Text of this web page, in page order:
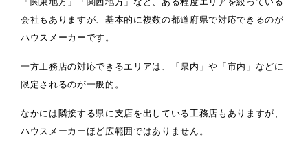
会社もありますが、基本的に複数の都道府県で対応できるのが
ハウスメーカーです。
一方工務店の対応できるエリアは、「県内」や「市内」などに
限定されるのが一般的。
なかには隣接する県に支店を出している工務店もありますが、
ハウスメーカーほど広範囲ではありません。